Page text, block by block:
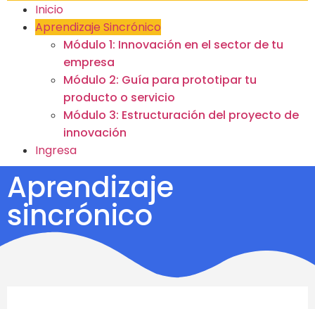
Inicio
Aprendizaje Sincrónico
Módulo 1: Innovación en el sector de tu
empresa
Módulo 2: Guía para prototipar tu
producto o servicio
Módulo 3: Estructuración del proyecto de
innovación
Ingresa
Aprendizaje
sincrónico